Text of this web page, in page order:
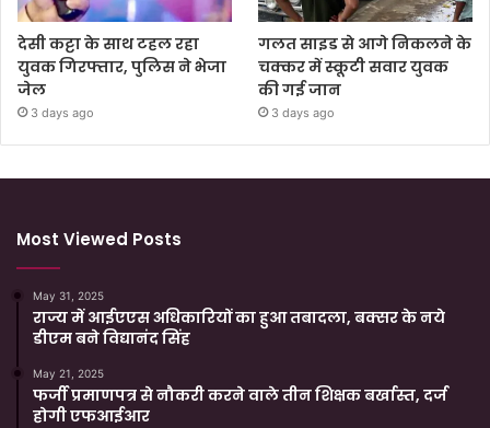
देसी कट्टा के साथ टहल रहा
युवक गिरफ्तार, पुलिस ने भेजा
जेल
3 days ago
गलत साइड से आगे निकलने के
चक्कर में स्कूटी सवार युवक
की गई जान
3 days ago
Most Viewed Posts
May 31, 2025
राज्य में आईएएस अधिकारियों का हुआ तबादला, बक्सर के नये
डीएम बने विद्यानंद सिंह
May 21, 2025
फर्जी प्रमाणपत्र से नौकरी करने वाले तीन शिक्षक बर्खास्त, दर्ज
होगी एफआईआर